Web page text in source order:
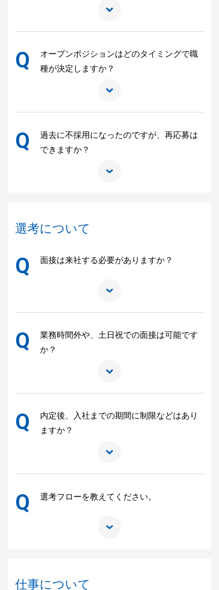
Q
オープンポジションはどのタイミングで職
種が決定しますか？
Q
過去に不採用になったのですが、再応募は
できますか？
選考について
Q 面接は来社する必要がありますか？
Q
業務時間外や、土日祝での面接は可能です
か？
Q
内定後、入社までの期間に制限などはあり
ますか？
Q 選考フローを教えてください。
仕事について